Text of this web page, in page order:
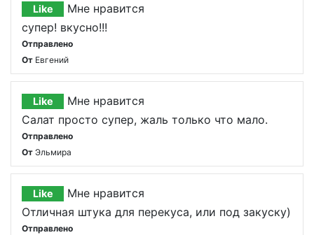
Like
Мне нравится
супер! вкусно!!!
Отправлено
От Евгений
Like
Мне нравится
Салат просто супер, жаль только что мало.
Отправлено
От Эльмира
Like
Мне нравится
Отличная штука для перекуса, или под закуску)
Отправлено